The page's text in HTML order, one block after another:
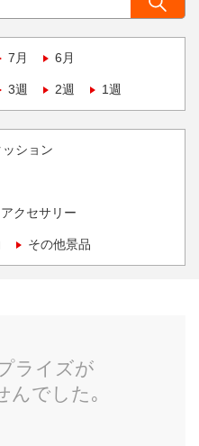
7月 6月
3週 2週 1週
ション
クセサリー
その他景品